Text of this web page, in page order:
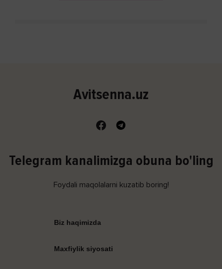
Avitsenna.uz
Telegram kanalimizga obuna bo'ling
Foydali maqolalarni kuzatib boring!
Biz haqimizda
Maxfiylik siyosati